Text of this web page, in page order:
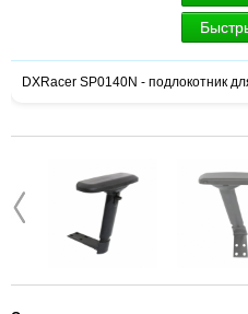
DXRacer SP0140N - подлокотник